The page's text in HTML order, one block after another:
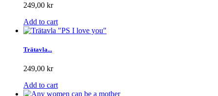
249,00 kr
Add to cart
Trätavla...
249,00 kr
Add to cart